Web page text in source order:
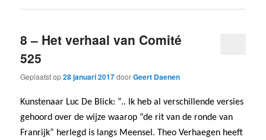
8 – Het verhaal van Comité
525
Geplaatst op28 januari 2017doorGeert Daenen
Kunstenaar Luc De Blick: “.. Ik heb al verschillende versies
gehoord over de wijze waarop “de rit van de ronde van
Franrijk” herlegd is langs Meensel. Theo Verhaegen heeft